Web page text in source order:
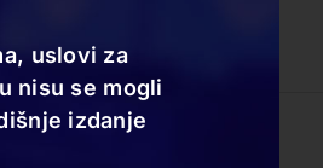
uslovi za
nisu se mogli
izdanje